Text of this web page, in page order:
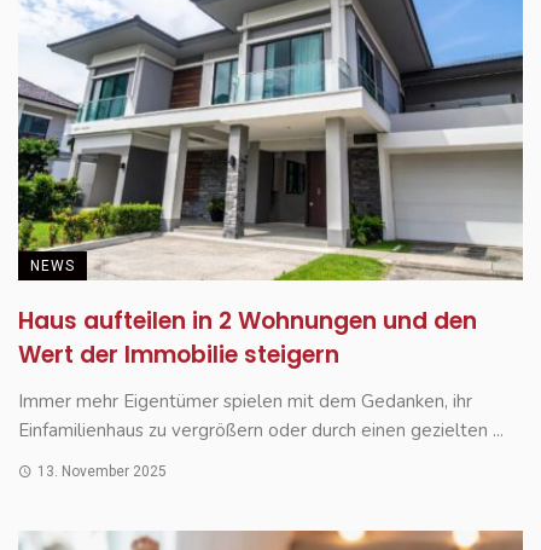
NEWS
Haus aufteilen in 2 Wohnungen und den
Wert der Immobilie steigern
Immer mehr Eigentümer spielen mit dem Gedanken, ihr
Einfamilienhaus zu vergrößern oder durch einen gezielten ...
13. November 2025